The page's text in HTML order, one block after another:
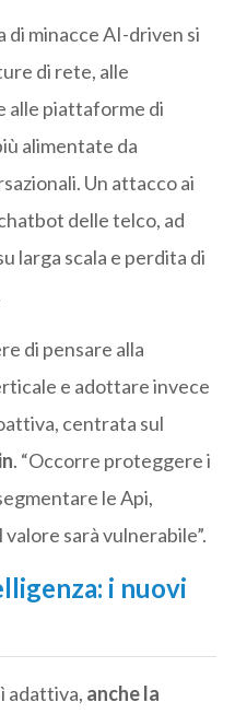
di minacce AI-driven si
di rete, alle
alle piattaforme di
alimentate da
Un attacco ai
delle telco, ad
larga scala e perdita di
di pensare alla
e adottare invece
centrata sul
. “Occorre proteggere i
le Api,
sarà vulnerabile”.
i nuovi
adattiva, anche la